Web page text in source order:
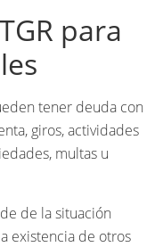
para
tener deuda con
giros, actividades
multas u
de la situación
existencia de otros